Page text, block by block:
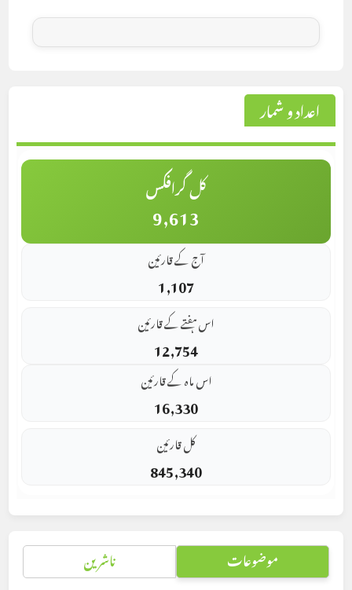
اعداد و شمار
کل گرافکس
9,613
آج کے قارئین
1,107
اس ہفتے کے قارئین
12,754
اس ماہ کے قارئین
16,330
کل قارئین
845,340
موضوعات ناشرین